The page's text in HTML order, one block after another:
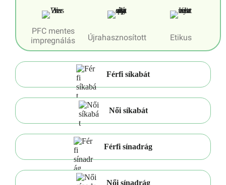
PFC mentes
impregnálás
Újrahasznosított Etikus
Férfi síkabát
Női síkabát
Férfi sínadrág
Női sínadrág